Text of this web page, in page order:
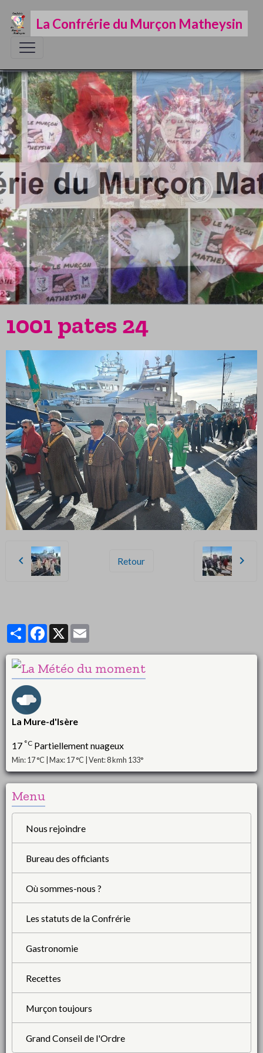
La Confrérie du Murçon Matheysin
1001 pates 24
Retour
PartagerFacebook
X
La Mure-d'Isère
17 °C Partiellement nuageux
Min: 17 °C | Max: 17 °C | Vent: 8 kmh 133°
Menu
Nous rejoindre
Bureau des officiants
Où sommes-nous ?
Les statuts de la Confrérie
Gastronomie
Recettes
Murçon toujours
Grand Conseil de l'Ordre